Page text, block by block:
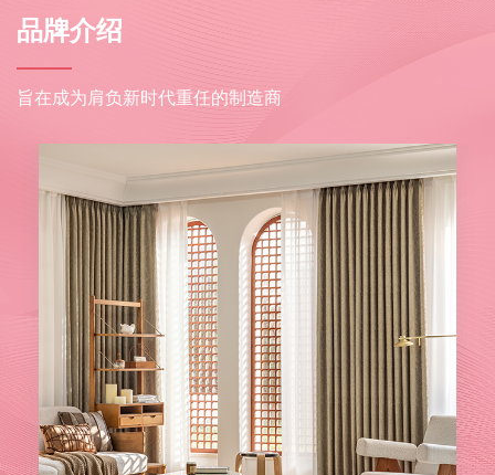
品牌介绍
旨在成为肩负新时代重任的制造商